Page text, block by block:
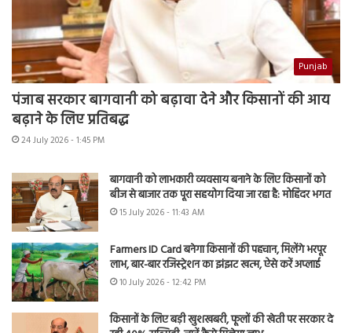
Punjab
पंजाब सरकार बागवानी को बढ़ावा देने और किसानों की आय
बढ़ाने के लिए प्रतिबद्ध
24 July 2026 - 1:45 PM
बागवानी को लाभकारी व्यवसाय बनाने के लिए किसानों को
बीज से बाजार तक पूरा सहयोग दिया जा रहा है: मोहिंदर भगत
15 July 2026 - 11:43 AM
Farmers ID Card बनेगा किसानों की पहचान, मिलेंगे भरपूर
लाभ, बार-बार रजिस्ट्रेशन का झंझट खत्म, ऐसे करें अप्लाई
10 July 2026 - 12:42 PM
किसानों के लिए बड़ी खुशखबरी, फूलों की खेती पर सरकार दे